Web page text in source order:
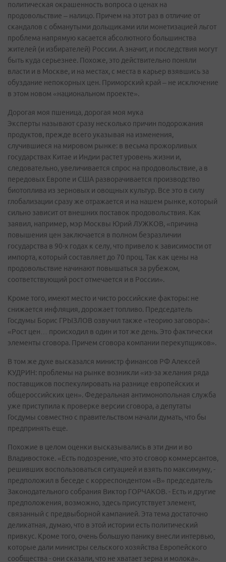
политическая окрашенность вопроса о ценах на
продовольствие – налицо. Причем на этот раз в отличие от
скандалов с обманутыми дольщиками или монетизацией льгот
проблема напрямую касается абсолютного большинства
жителей (и избирателей) России. А значит, и последствия могут
быть куда серьезнее. Похоже, это действительно поняли
власти и в Москве, и на местах, с места в карьер взявшись за
обуздание непокорных цен. Приморский край – не исключение
в этом новом «национальном проекте».
Дорогая моя пшеница, дорогая моя мука
Эксперты называют сразу несколько причин подорожания
продуктов, прежде всего указывая на изменения,
случившиеся на мировом рынке: в весьма прожорливых
государствах Китае и Индии растет уровень жизни и,
следовательно, увеличивается спрос на продовольствие, а в
передовых Европе и США разворачивается производство
биотоплива из зерновых и овощных культур. Все это в силу
глобализации сразу же отражается и на нашем рынке, который
сильно зависит от внешних поставок продовольствия. Как
заявил, например, мэр Москвы Юрий ЛУЖКОВ, «причина
повышения цен заключается в полном безразличии
государства в 90-х годах к селу, что привело к зависимости от
импорта, который составляет до 70 проц. Так как цены на
продовольствие начинают повышаться за рубежом,
соответствующий рост отмечается и в России».
Кроме того, имеют место и чисто российские факторы: не
снижается инфляция, дорожает топливо. Председатель
Госдумы Борис ГРЫЗЛОВ озвучил также «теорию заговора»:
«Рост цен… происходил в один и тот же день. Это фактически
элементы сговора. Причем сговора компании перекупщиков».
В том же духе высказался министр финансов РФ Алексей
КУДРИН: проблемы на рынке возникли «из-за желания ряда
поставщиков поспекулировать на разнице европейских и
общероссийских цен». Федеральная антимонопольная служба
уже приступила к проверке версии сговора, а депутаты
Госдумы совместно с правительством начали думать, что бы
предпринять еще.
Похожие в целом оценки высказывались в эти дни и во
Владивостоке. «Есть подозрение, что это сговор коммерсантов,
решивших воспользоваться ситуацией и взять по максимуму, -
предположил в беседе с корреспондентом «В» председатель
Законодательного собрания Виктор ГОРЧАКОВ. - Есть и другие
предположения, возможно, здесь присутствует элемент,
связанный с предвыборной кампанией. Эта тема достаточно
деликатная, думаю, что в этой истории есть политический
привкус. Кроме того, очень большую панику внесли интервью,
которые дали министры сельского хозяйства Европейского
сообщества - они сказали, что не хватает зерна и молока».